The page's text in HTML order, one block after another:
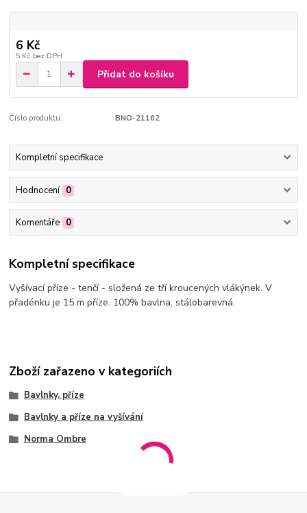
6 Kč
5 Kč bez DPH
Přidat do košíku
Číslo produktu: BNO-21162
Kompletní specifikace
Hodnocení 0
Komentáře 0
Kompletní specifikace
Vyšívací příze - tenčí - složená ze tří kroucených vlákýnek. V
přadénku je 15 m příze. 100% bavlna, stálobarevná.
Zboží zařazeno v kategoriích
Bavlnky, příze
Bavlnky a příze na vyšívání
Norma Ombre